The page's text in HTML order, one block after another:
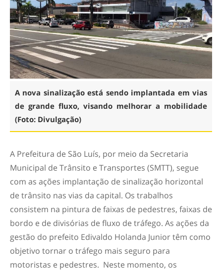
A nova sinalização está sendo implantada em vias
de grande fluxo, visando melhorar a mobilidade
(Foto: Divulgação)
A Prefeitura de São Luís, por meio da Secretaria
Municipal de Trânsito e Transportes (SMTT), segue
com as ações implantação de sinalização horizontal
de trânsito nas vias da capital. Os trabalhos
consistem na pintura de faixas de pedestres, faixas de
bordo e de divisórias de fluxo de tráfego. As ações da
gestão do prefeito Edivaldo Holanda Junior têm como
objetivo tornar o tráfego mais seguro para
motoristas e pedestres. Neste momento, os